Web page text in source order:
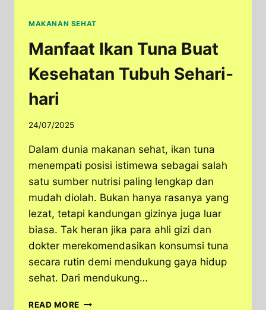
MAKANAN SEHAT
Manfaat Ikan Tuna Buat
Kesehatan Tubuh Sehari-
hari
24/07/2025
Dalam dunia makanan sehat, ikan tuna
menempati posisi istimewa sebagai salah
satu sumber nutrisi paling lengkap dan
mudah diolah. Bukan hanya rasanya yang
lezat, tetapi kandungan gizinya juga luar
biasa. Tak heran jika para ahli gizi dan
dokter merekomendasikan konsumsi tuna
secara rutin demi mendukung gaya hidup
sehat. Dari mendukung…
READ MORE MANFAAT